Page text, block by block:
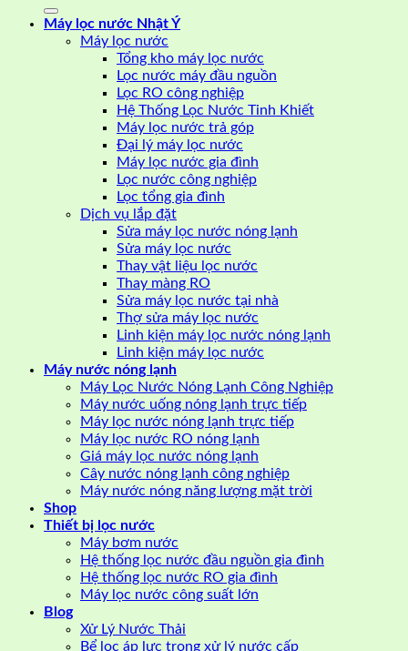
Máy lọc nước Nhật Ý
Máy lọc nước
Tổng kho máy lọc nước
Lọc nước máy đầu nguồn
Lọc RO công nghiệp
Hệ Thống Lọc Nước Tinh Khiết
Máy lọc nước trả góp
Đại lý máy lọc nước
Máy lọc nước gia đình
Lọc nước công nghiệp
Lọc tổng gia đình
Dịch vụ lắp đặt
Sửa máy lọc nước nóng lạnh
Sửa máy lọc nước
Thay vật liệu lọc nước
Thay màng RO
Sửa máy lọc nước tại nhà
Thợ sửa máy lọc nước
Linh kiện máy lọc nước nóng lạnh
Linh kiện máy lọc nước
Máy nước nóng lạnh
Máy Lọc Nước Nóng Lạnh Công Nghiệp
Máy nước uống nóng lạnh trực tiếp
Máy lọc nước nóng lạnh trực tiếp
Máy lọc nước RO nóng lạnh
Giá máy lọc nước nóng lạnh
Cây nước nóng lạnh công nghiệp
Máy nước nóng năng lượng mặt trời
Shop
Thiết bị lọc nước
Máy bơm nước
Hệ thống lọc nước đầu nguồn gia đình
Hệ thống lọc nước RO gia đình
Máy lọc nước công suất lớn
Blog
Xử Lý Nước Thải
Bể lọc áp lực trong xử lý nước cấp